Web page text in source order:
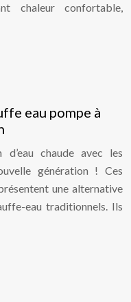
chaleur confortable,
eau pompe à
d’eau chaude avec les
génération ! Ces
une alternative
eau traditionnels. Ils